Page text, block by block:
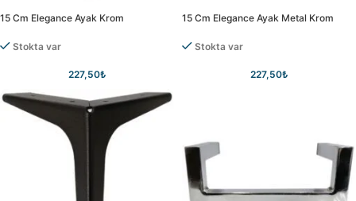
15 Cm Elegance Ayak Krom
Stokta var
227,50₺
15 Cm Elegance Ayak Metal Krom
Stokta var
227,50₺